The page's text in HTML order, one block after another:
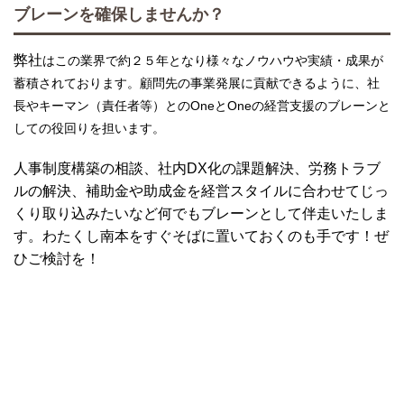
ブレーンを確保しませんか？
弊社はこの業界で約２５年となり様々なノウハウや実績・成果が
蓄積されております。顧問先の事業発展に貢献できるように、社
長やキーマン（責任者等）とのOneとOneの経営支援のブレーンと
しての役回りを担います。
人事制度構築の相談、社内DX化の課題解決、労務トラブ
ルの解決、補助金や助成金を経営スタイルに合わせてじっ
くり取り込みたいなど何でもブレーンとして伴走いたしま
す。わたくし南本をすぐそばに置いておくのも手です！ぜ
ひご検討を！